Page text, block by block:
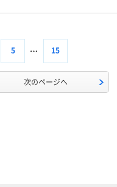
5 15
次のページへ